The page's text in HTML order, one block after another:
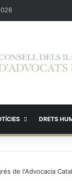
DRETS
de l'Advocacia